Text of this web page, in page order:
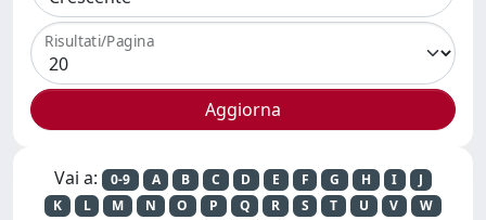
Risultati/Pagina
Vai a: 0-9 A B C D E F G H I
J
K
L M N O P Q R S T U V
W